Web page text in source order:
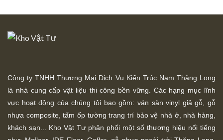
Công ty TNHH Thương Mại Dịch Vụ Kiến Trúc Nam Thăng Long
là nhà cung cấp vật liệu thi công bền vững. Các hạng mục lĩnh
vực hoạt động của chúng tôi bao gồm: ván sàn vinyl giả gỗ, gỗ
nhựa composite, tấm ốp tường trang trí bảo vệ nhà ở, nhà hàng,
khách sạn... Kho Vật Tư phân phối một số thương hiệu nổi tiếng